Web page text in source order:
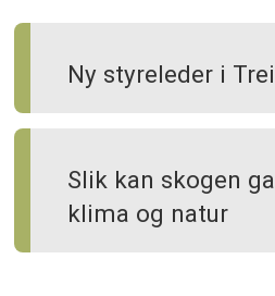
Ny styreleder i
Slik kan skogen
klima og natur